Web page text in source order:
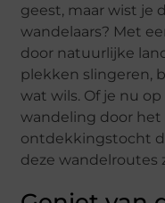
geest, maar wist je
wandelaars? Met
door natuurlijke
plekken slingeren,
wat wils. Of je nu
wandeling door het
ontdekkingstocht
deze wandelroutes